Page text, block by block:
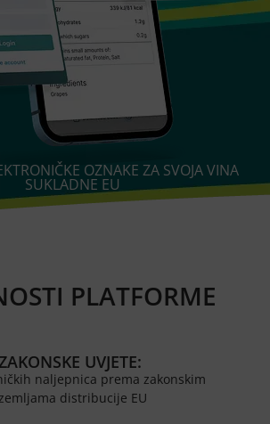
OZNAKE ZA SVOJA VINA
SUKLADNE EU
PLATFORME
UVJETE:
naljepnica prema zakonskim
distribucije EU